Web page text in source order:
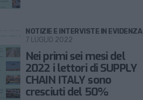
Nei primi sei mesi del
2022 i lettori di SUPPLY
CHAIN ITALY sono
cresciuti del 50%
NOTIZIE E INTERVISTE IN EVIDENZA
7 LUGLIO 2022